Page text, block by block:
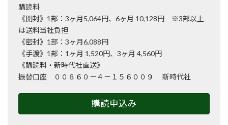
購読料
《開封》1部：3ヶ月5,064円、6ヶ月 10,128円 ※3部以上
は送料当社負担
《密封》1部：3ヶ月6,088円
《手渡》1部：1ヶ月 1,520円、3ヶ月 4,560円
《購読料・新時代社直送》
振替口座 ００８６０－４－１５６００９ 新時代社
購読申込み